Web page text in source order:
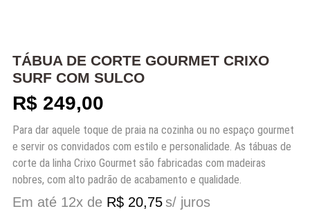
TÁBUA DE CORTE GOURMET CRIXO
SURF COM SULCO
R$249,00
Para dar aquele toque de praia na cozinha ou no espaço gourmet
e servir os convidados com estilo e personalidade. As tábuas de
corte da linha Crixo Gourmet são fabricadas com madeiras
nobres, com alto padrão de acabamento e qualidade.
Em até 12x de R$20,75s/ juros